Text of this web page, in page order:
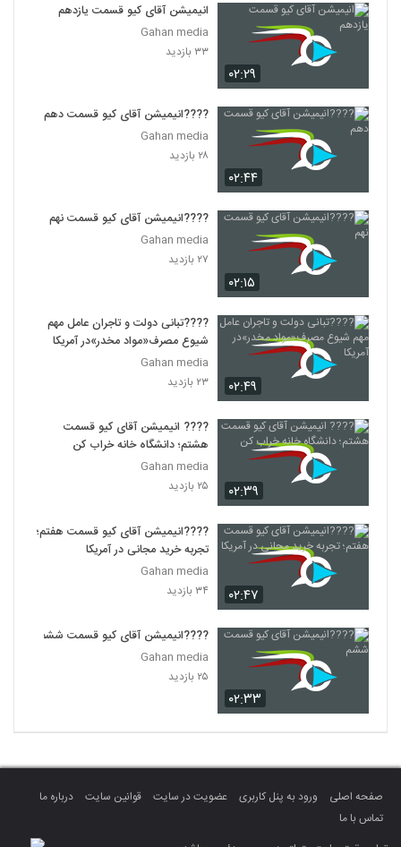
۰۲:۲۹
انیمیشن آقای کیو قسمت یازدهم
Gahan media
۳۳ بازدید
۰۲:۴۴
????انیمیشن آقای کیو قسمت دهم
Gahan media
۲۸ بازدید
۰۲:۱۵
????انیمیشن آقای کیو قسمت نهم
Gahan media
۲۷ بازدید
۰۲:۴۹
????تبانی دولت و تاجران عامل مهم
شیوع مصرف«مواد مخدر»در آمریکا
Gahan media
۲۳ بازدید
۰۲:۳۹
???? انیمیشن آقای کیو قسمت
هشتم؛ دانشگاه خانه خراب کن
Gahan media
۲۵ بازدید
۰۲:۴۷
????انیمیشن آقای کیو قسمت هفتم؛
تجربه خرید مجانی در آمریکا
Gahan media
۳۴ بازدید
۰۲:۳۳
????انیمیشن آقای کیو قسمت ششم
Gahan media
۲۵ بازدید
صفحه اصلی ورود به پنل کاربری عضویت در سایت قوانین سایت
درباره ما
تماس با ما